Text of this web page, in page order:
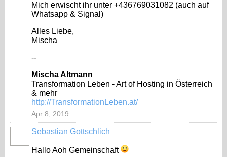
Mich erwischt ihr unter +436769031082 (auch auf
Whatsapp & Signal)
Alles Liebe,
Mischa
--
Mischa Altmann
Transformation Leben - Art of Hosting in Österreich
& mehr
http://TransformationLeben.at/
Apr 8, 2019
Sebastian Gottschlich
Hallo Aoh Gemeinschaft